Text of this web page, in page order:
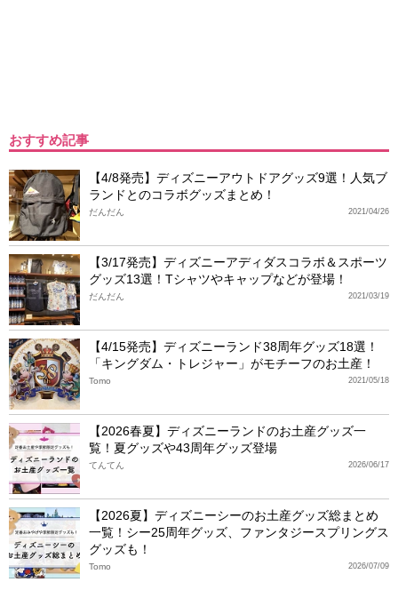
おすすめ記事
【4/8発売】ディズニーアウトドアグッズ9選！人気ブ
ランドとのコラボグッズまとめ！
2021/04/26
だんだん
【3/17発売】ディズニーアディダスコラボ＆スポーツ
グッズ13選！Tシャツやキャップなどが登場！
2021/03/19
だんだん
【4/15発売】ディズニーランド38周年グッズ18選！
「キングダム・トレジャー」がモチーフのお土産！
2021/05/18
Tomo
【2026春夏】ディズニーランドのお土産グッズ一
覧！夏グッズや43周年グッズ登場
2026/06/17
てんてん
【2026夏】ディズニーシーのお土産グッズ総まとめ
一覧！シー25周年グッズ、ファンタジースプリングス
グッズも！
2026/07/09
Tomo